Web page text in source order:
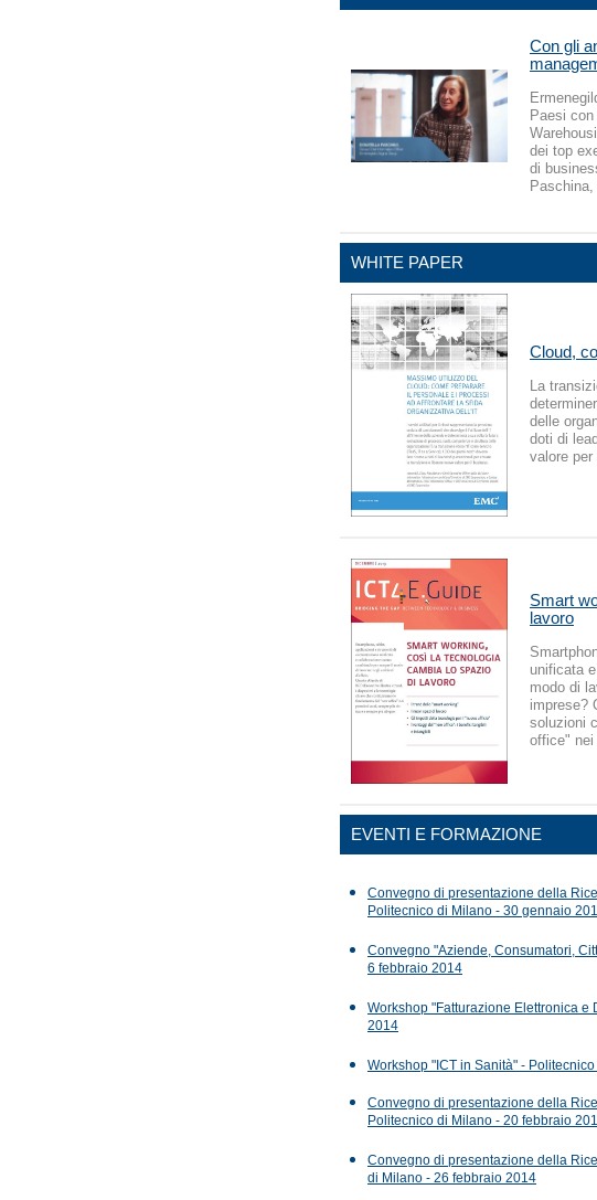
Con gli
Paesi
dei top
di
WHITE PAPER
Cloud,
La
delle
doti di
valore
Smart
lavoro
unificata
modo di
imprese?
soluzioni
office" nei
EVENTI E FORMAZIONE
Convegno di presentazione della
Politecnico di Milano - 30 gennaio
Convegno "Aziende, Consumatori,
6 febbraio 2014
Workshop "Fatturazione Elettronica
2014
Workshop "ICT in Sanità" -
Convegno di presentazione della
Politecnico di Milano - 20 febbraio
Convegno di presentazione della
di Milano - 26 febbraio 2014